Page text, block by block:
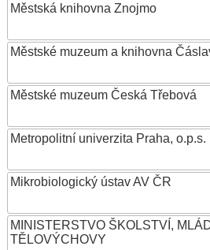
Městská knihovna Znojmo
Městské muzeum a knihovna
Městské muzeum Česká Třebová
Metropolitní univerzita Praha, o.p.s.
Mikrobiologický ústav AV ČR
MINISTERSTVO ŠKOLSTVÍ,
TĚLOVÝCHOVY